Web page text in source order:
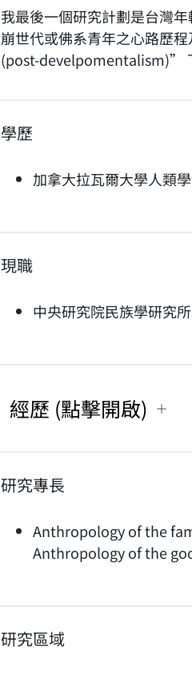
我最後一個研究計劃是台灣
崩世代或佛系青年之心路歷
(post-develpomentalism)”
學歷
加拿大拉瓦爾大學人類
現職
中央研究院民族學研究
經歷 (點擊開啟)
研究專長
Anthropology of the
Anthropology of the
研究區域